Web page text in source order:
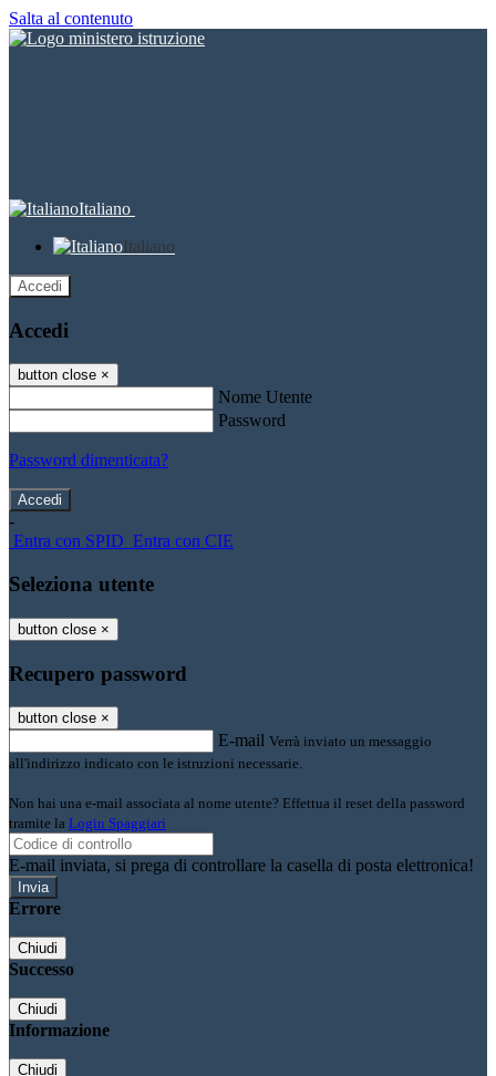
Salta al contenuto
Italiano
Italiano
Accedi
Accedi
button close ×
Nome Utente
Password
Password dimenticata?
-
Entra con SPID Entra con CIE
Seleziona utente
button close ×
Recupero password
button close ×
E-mail Verrà inviato un messaggio
all'indirizzo indicato con le istruzioni necessarie.
Non hai una e-mail associata al nome utente? Effettua il reset della password
tramite la Login Spaggiari
E-mail inviata, si prega di controllare la casella di posta elettronica!
Errore
Chiudi
Successo
Chiudi
Informazione
Chiudi